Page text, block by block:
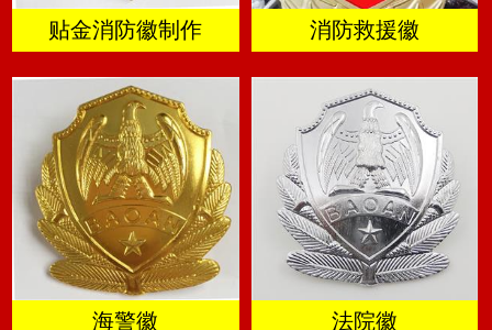
贴金消防徽制作 消防救援徽
海警徽 法院徽